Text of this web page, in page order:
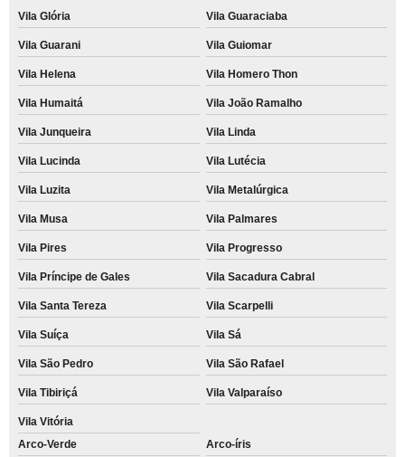
Vila Glória Vila Guaraciaba
Vila Guarani Vila Guiomar
Vila Helena Vila Homero Thon
Vila Humaitá Vila João Ramalho
Vila Junqueira Vila Linda
Vila Lucinda Vila Lutécia
Vila Luzita Vila Metalúrgica
Vila Musa Vila Palmares
Vila Pires Vila Progresso
Vila Príncipe de Gales Vila Sacadura Cabral
Vila Santa Tereza Vila Scarpelli
Vila Suíça Vila Sá
Vila São Pedro Vila São Rafael
Vila Tibiriçá Vila Valparaíso
Vila Vitória
Arco-Verde
Arco-íris